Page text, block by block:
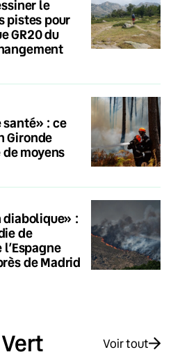
le
pistes pour
GR20 du
santé» : ce
Gironde
moyens
diabolique» :
de
de Madrid
Voir tout